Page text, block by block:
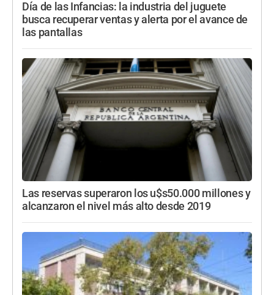
Día de las Infancias: la industria del juguete
busca recuperar ventas y alerta por el avance de
las pantallas
Las reservas superaron los u$s50.000 millones y
alcanzaron el nivel más alto desde 2019